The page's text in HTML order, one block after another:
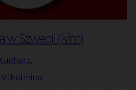
w Szwecji (k/m)
,
,Vilhelmina,